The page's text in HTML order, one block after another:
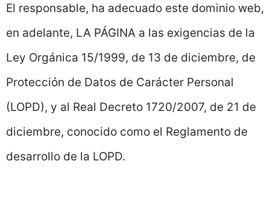
El responsable, ha adecuado este dominio web,
en adelante, LA PÁGINA a las exigencias de la
Ley Orgánica 15/1999, de 13 de diciembre, de
Protección de Datos de Carácter Personal
(LOPD), y al Real Decreto 1720/2007, de 21 de
diciembre, conocido como el Reglamento de
desarrollo de la LOPD.